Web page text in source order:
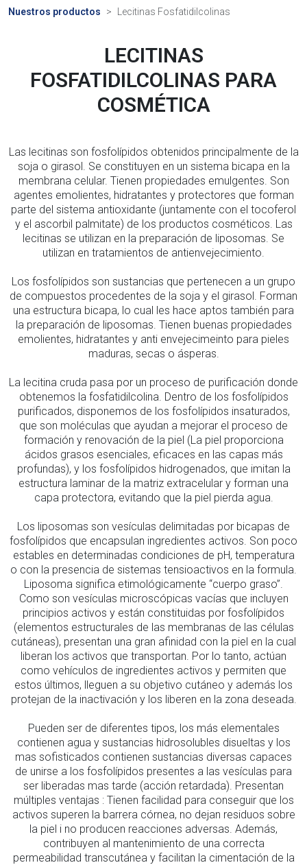
Nuestros productos Lecitinas Fosfatidilcolinas
LECITINAS
FOSFATIDILCOLINAS PARA
COSMÉTICA
Las lecitinas son fosfolípidos obtenidos principalmente de la
soja o girasol. Se constituyen en un sistema bicapa en la
membrana celular. Tienen propiedades emulgentes. Son
agentes emolientes, hidratantes y protectores que forman
parte del sistema antioxidante (juntamente con el tocoferol
y el ascorbil palmitate) de los productos cosméticos. Las
lecitinas se utilizan en la preparación de liposomas. Se
utilizan en tratamientos de antienvejecimiento.
Los fosfolípidos son sustancias que pertenecen a un grupo
de compuestos procedentes de la soja y el girasol. Forman
una estructura bicapa, lo cual les hace aptos también para
la preparación de liposomas. Tienen buenas propiedades
emolientes, hidratantes y anti envejecimeinto para pieles
maduras, secas o ásperas.
La lecitina cruda pasa por un proceso de purificación donde
obtenemos la fosfatidilcolina. Dentro de los fosfolípidos
purificados, disponemos de los fosfolípidos insaturados,
que son moléculas que ayudan a mejorar el proceso de
formación y renovación de la piel (La piel proporciona
ácidos grasos esenciales, eficaces en las capas más
profundas), y los fosfolípidos hidrogenados, que imitan la
estructura laminar de la matriz extracelular y forman una
capa protectora, evitando que la piel pierda agua.
Los liposomas son vesículas delimitadas por bicapas de
fosfolípidos que encapsulan ingredientes activos. Son poco
estables en determinadas condiciones de pH, temperatura
o con la presencia de sistemas tensioactivos en la formula.
Liposoma significa etimológicamente “cuerpo graso”.
Como son vesículas microscópicas vacías que incluyen
principios activos y están constituidas por fosfolípidos
(elementos estructurales de las membranas de las células
cutáneas), presentan una gran afinidad con la piel en la cual
liberan los activos que transportan. Por lo tanto, actúan
como vehículos de ingredientes activos y permiten que
estos últimos, lleguen a su objetivo cutáneo y además los
protejan de la inactivación y los liberen en la zona deseada.
Pueden ser de diferentes tipos, los más elementales
contienen agua y sustancias hidrosolubles disueltas y los
mas sofisticados contienen sustancias diversas capaces
de unirse a los fosfolípidos presentes a las vesículas para
ser liberadas mas tarde (acción retardada). Presentan
múltiples ventajas : Tienen facilidad para conseguir que los
activos superen la barrera córnea, no dejan residuos sobre
la piel i no producen reacciones adversas. Además,
contribuyen al mantenimiento de una correcta
permeabilidad transcutánea y facilitan la cimentación de la